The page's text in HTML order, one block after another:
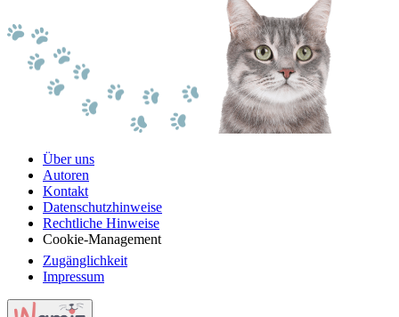
Über uns
Autoren
Kontakt
Datenschutzhinweise
Rechtliche Hinweise
Cookie-Management
Zugänglichkeit
Impressum